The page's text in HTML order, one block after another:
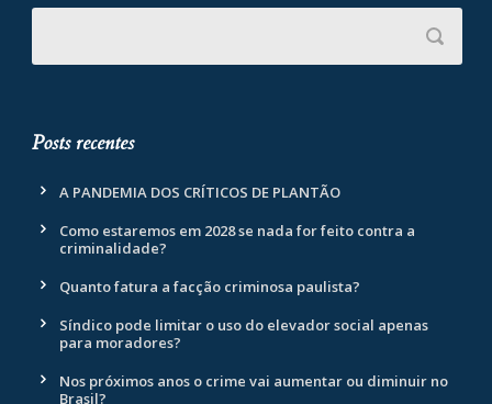
Posts recentes
A PANDEMIA DOS CRÍTICOS DE PLANTÃO
Como estaremos em 2028 se nada for feito contra a
criminalidade?
Quanto fatura a facção criminosa paulista?
Síndico pode limitar o uso do elevador social apenas
para moradores?
Nos próximos anos o crime vai aumentar ou diminuir no
Brasil?